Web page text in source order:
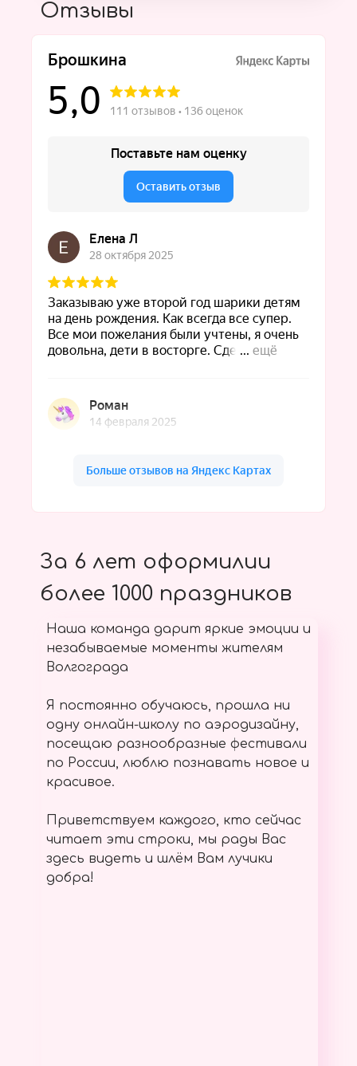
Отзывы
За 6 лет оформилии
более 1000 праздников
Наша команда дарит яркие эмоции и
незабываемые моменты жителям
Волгограда
Я постоянно обучаюсь, прошла ни
одну онлайн-школу по аэродизайну,
посещаю разнообразные фестивали
по России, люблю познавать новое и
красивое.
Приветствуем каждого, кто сейчас
читает эти строки, мы рады Вас
здесь видеть и шлём Вам лучики
добра!